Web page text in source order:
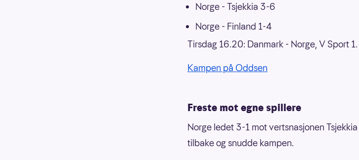
Norge - Tsjekkia 3-6
Norge - Finland 1-4
Tirsdag 16.20: Danmark - Norge, V Sport 1.
Kampen på Oddsen
Freste mot egne spillere
Norge ledet 3-1 mot vertsnasjonen
tilbake og snudde kampen.